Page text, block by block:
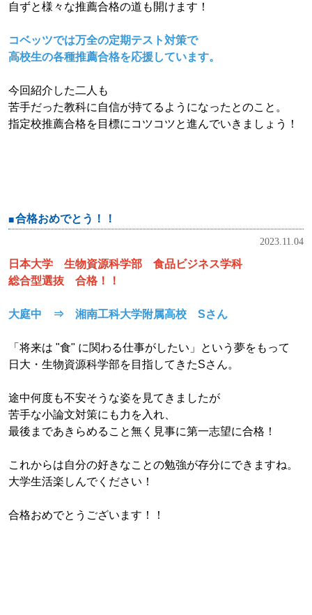
自ずと様々な推薦合格の道も開けます！
コベッツでは万全の定期テスト対策で
高校生の各種推薦合格を応援しています。
今回紹介した二人も
苦手だった教科に自信が持てるようになったとのこと。
指定校推薦合格を目標にコツコツと進んでいきましょう！
合格おめでとう！！
2023.11.04
日本大学 生物資源科学部 食品ビジネス学科
総合型選抜 合格！！
大庭中 ⇒ 湘南工科大学附属高校 Sさん
「将来は "食" に関わる仕事がしたい」という夢をもって
日大・生物資源科学部を目指してきたSさん。
途中何度も不安そうな姿を見てきましたが
苦手な小論文対策にも力を入れ、
最後まであきらめること無く見事に第一志望に合格！
これからは自分の好きなことの勉強が存分にできますね。
大学生活楽しんでください！
合格おめでとうございます！！